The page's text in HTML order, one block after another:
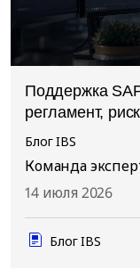
Поддержка
регламент,
Блог IBS
Команда
14 июля 2026
Блог IBS